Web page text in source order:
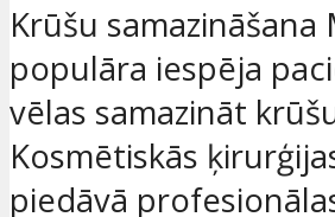
Krūšu samazināšana
populāra iespēja
vēlas samazināt
Kosmētiskās
piedāvā